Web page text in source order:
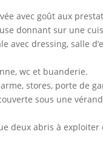
avec goût aux
donnant sur une
avec dressing, salle
wc et buanderie.
stores, porte de
sous une
deux abris à